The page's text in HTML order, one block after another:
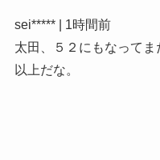
sei***** | 1時間前
太田、５２にもなって
以上だな。